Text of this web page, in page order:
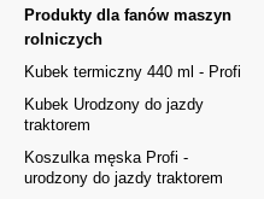
Produkty dla fanów maszyn
rolniczych
Kubek termiczny 440 ml - Profi
Kubek Urodzony do jazdy
traktorem
Koszulka męska Profi -
urodzony do jazdy traktorem